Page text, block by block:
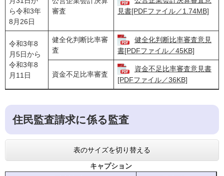
ら令和3年
8月26日
審査
見書[PDFファイル／1.74MB]
令和3年8
月5日から
令和3年8
月11日
健全化判断比率審
査
健全化判断比率審査意見
書[PDFファイル／45KB]
資金不足比率審査
資金不足比率審査意見書
[PDFファイル／36KB]
住民監査請求に係る監査
表のサイズを切り替える
キャプション